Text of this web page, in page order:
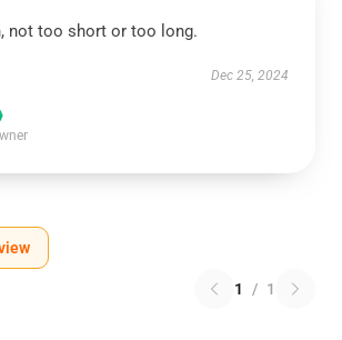
not too short or too long.
Dec 25, 2024
1 / 1